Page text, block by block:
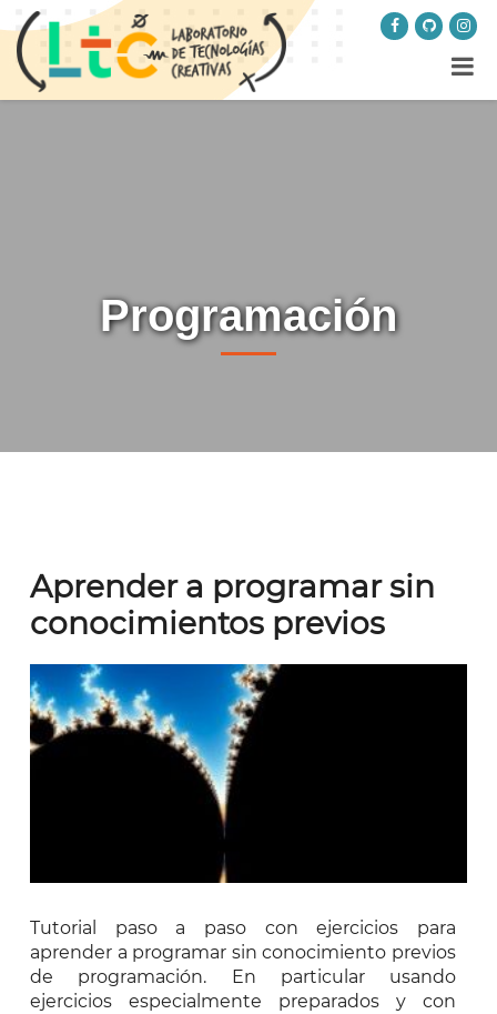
Programación
Aprender a programar sin
conocimientos previos
Tutorial paso a paso con ejercicios para
aprender a programar sin conocimiento previos
de programación. En particular usando
ejercicios especialmente preparados y con